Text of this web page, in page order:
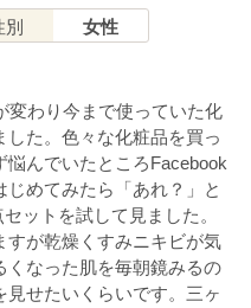
別 女性
変わり今まで使っていた化
た。色々な化粧品を買っ
悩んでいたところFacebook
めてみたら「あれ？」と
ットを試して見ました。
すが乾燥くすみニキビが気
くなった肌を毎朝鏡みるの
見せたいくらいです。三ヶ